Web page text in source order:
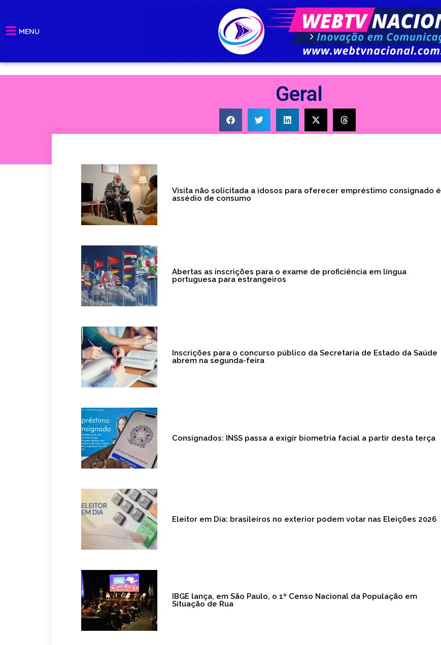
MENU
Geral
Visita não solicitada a idosos para oferecer empréstimo consignado é
assédio de consumo
Abertas as inscrições para o exame de proficiência em língua
portuguesa para estrangeiros
Inscrições para o concurso público da Secretaria de Estado da Saúde
abrem na segunda-feira
Consignados: INSS passa a exigir biometria facial a partir desta terça
Eleitor em Dia: brasileiros no exterior podem votar nas Eleições 2026
IBGE lança, em São Paulo, o 1º Censo Nacional da População em
Situação de Rua